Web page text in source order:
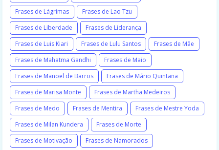
Frases de Lágrimas
Frases de Lao Tzu
Frases de Liberdade
Frases de Liderança
Frases de Luis Kiari
Frases de Lulu Santos
Frases de Mãe
Frases de Mahatma Gandhi
Frases de Maio
Frases de Manoel de Barros
Frases de Mário Quintana
Frases de Marisa Monte
Frases de Martha Medeiros
Frases de Medo
Frases de Mentira
Frases de Mestre Yoda
Frases de Milan Kundera
Frases de Morte
Frases de Motivação
Frases de Namorados